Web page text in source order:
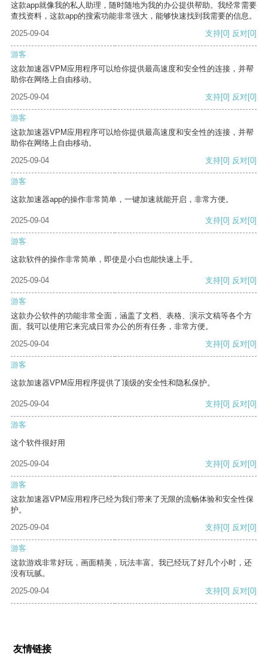
这款app就像我的私人助理，随时随地为我的办公提供帮助。我经常需要
查找资料，这款app的搜索功能非常强大，能够快速找到我需要的信息。
2025-09-04
支持[0] 反对[0]
游客
这款加速器VPM应用程序可以给你提供最高速度和安全性的连接，并帮
助你在网络上自由移动。
2025-09-04
支持[0] 反对[0]
游客
这款加速器VPM应用程序可以给你提供最高速度和安全性的连接，并帮
助你在网络上自由移动。
2025-09-04
支持[0] 反对[0]
游客
这款加速器app的操作非常简单，一键加速就能开启，非常方便。
2025-09-04 支持[0] 反对[0]
游客
这款软件的操作非常简单，即使是小白也能快速上手。
2025-09-04 支持[0] 反对[0]
游客
这款办公软件的功能非常全面，涵盖了文档、表格、演示文稿等各个方
面。我可以使用它来完成日常办公的所有任务，非常方便。
2025-09-04
支持[0] 反对[0]
游客
这款加速器VPM应用程序提供了顶级的安全性和隐私保护。
2025-09-04 支持[0] 反对[0]
游客
这个软件很好用
2025-09-04 支持[0] 反对[0]
游客
这款加速器VPM应用程序已经为我们带来了无限的流畅体验和安全性保
护。
2025-09-04
支持[0] 反对[0]
游客
这款游戏非常好玩，画面精美，玩法丰富。我已经玩了好几个小时，还
没有玩腻。
2025-09-04
支持[0] 反对[0]
友情链接